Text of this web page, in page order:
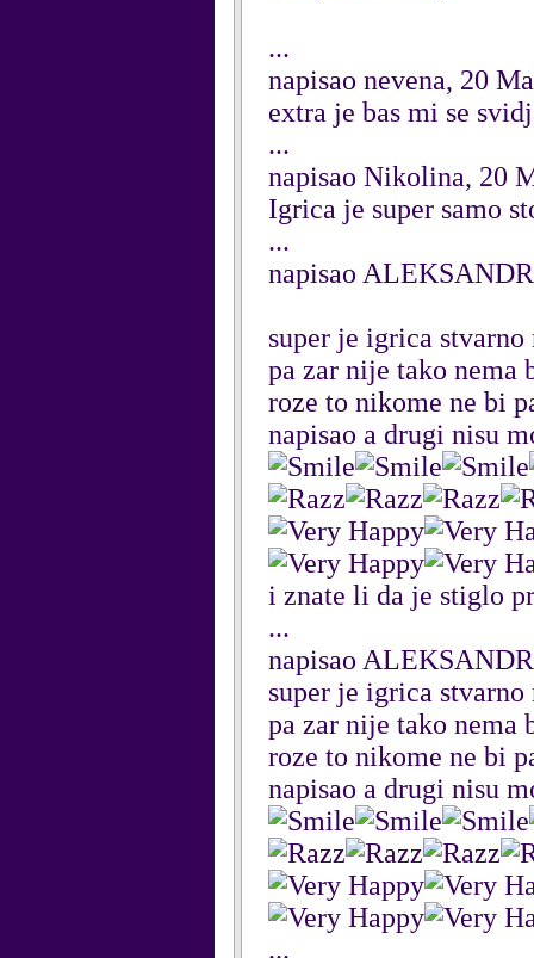
...
napisao nevena, 20
extra je bas mi se
...
napisao Nikolina, 20
Igrica je super samo
...
napisao
super je igrica
pa zar nije tako nema
roze to nikome ne bi
napisao a drugi nisu
i znate li da je stiglo
...
napisao
super je igrica
pa zar nije tako nema
roze to nikome ne bi
napisao a drugi nisu
...